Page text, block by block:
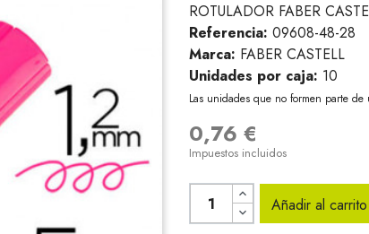
ROTULADOR FABER
Referencia: 09608-48-28
Marca: FABER CASTELL
Unidades por caja: 10
Las unidades que no formen parte
0,76 €
Impuestos incluidos
Añadir al carrito